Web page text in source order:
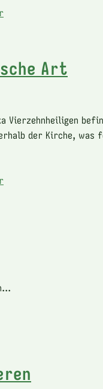
Art
Vierzehnheiligen
der Kirche,